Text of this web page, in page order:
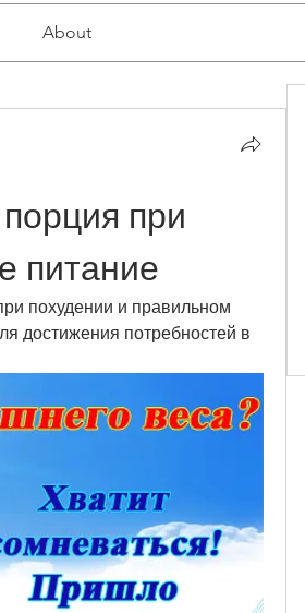
About
при
питание
похудении и правильном
достижения потребностей в